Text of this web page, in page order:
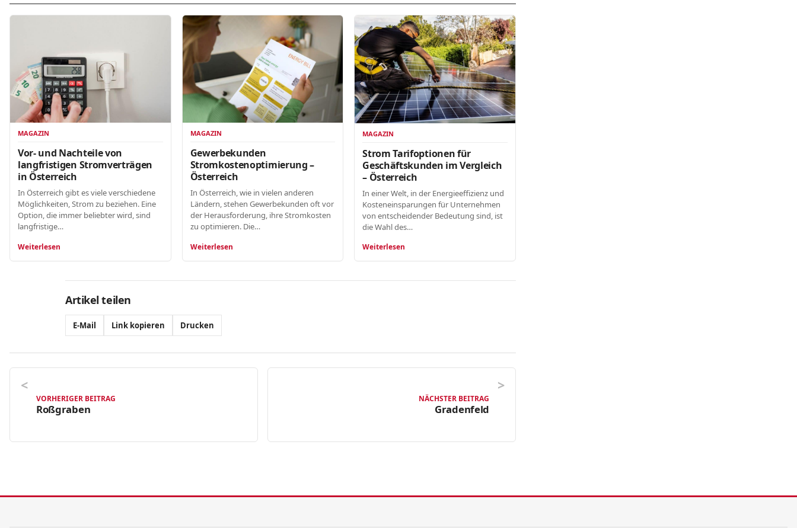
MAGAZIN
Vor- und Nachteile von
langfristigen Stromverträgen
in Österreich
In Österreich gibt es viele verschiedene
Möglichkeiten, Strom zu beziehen. Eine
Option, die immer beliebter wird, sind
langfristige…
Weiterlesen
MAGAZIN
Gewerbekunden
Stromkostenoptimierung –
Österreich
In Österreich, wie in vielen anderen
Ländern, stehen Gewerbekunden oft vor
der Herausforderung, ihre Stromkosten
zu optimieren. Die…
Weiterlesen
MAGAZIN
Strom Tarifoptionen für
Geschäftskunden im Vergleich
– Österreich
In einer Welt, in der Energieeffizienz und
Kosteneinsparungen für Unternehmen
von entscheidender Bedeutung sind, ist
die Wahl des…
Weiterlesen
Artikel teilen
E-Mail Link kopieren Drucken
VORHERIGER BEITRAG
Roßgraben
NÄCHSTER BEITRAG
Gradenfeld